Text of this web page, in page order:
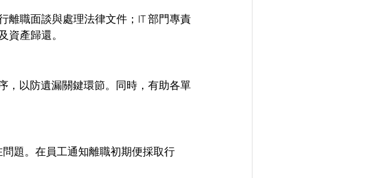
離職面談與處理法律文件；IT 部門專責
資產歸還。
，以防遺漏關鍵環節。同時，有助各單
題。在員工通知離職初期便採取行